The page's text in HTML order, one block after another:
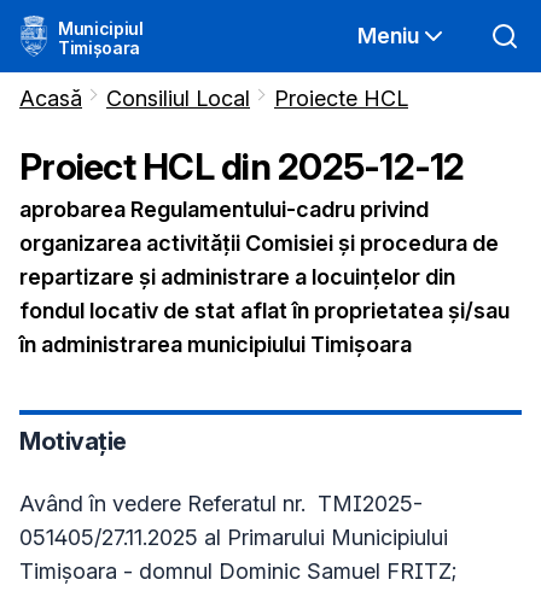
Municipiul
Timișoara
Meniu
Acasă Consiliul Local Proiecte HCL
Proiect HCL din2025-12-12
aprobarea Regulamentului-cadru privind
organizarea activității Comisiei și procedura de
repartizare și administrare a locuințelor din
fondul locativ de stat aflat în proprietatea și/sau
în administrarea municipiului Timișoara
Motivație
Având în vedere Referatul nr. TMI2025-
051405/27.11.2025 al Primarului Municipiului
Timişoara - domnul Dominic Samuel FRITZ;